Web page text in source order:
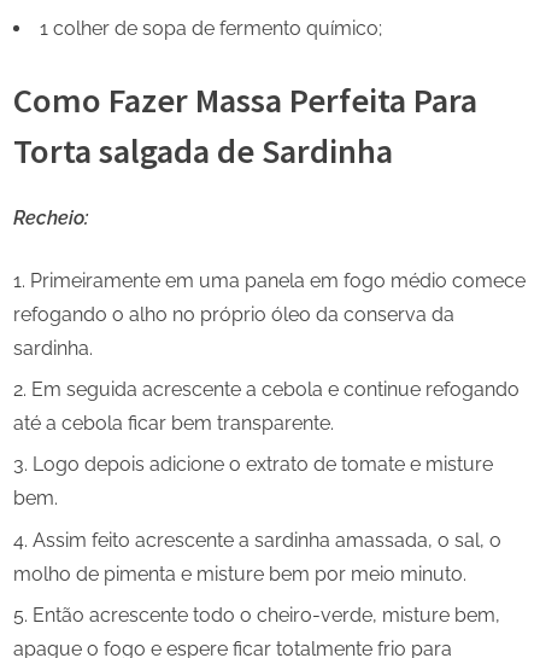
1 colher de sopa de fermento químico;
Como Fazer Massa Perfeita Para
Torta salgada de Sardinha
Recheio:
Primeiramente em uma panela em fogo médio comece
refogando o alho no próprio óleo da conserva da
sardinha.
Em seguida acrescente a cebola e continue refogando
até a cebola ficar bem transparente.
Logo depois adicione o extrato de tomate e misture
bem.
Assim feito acrescente a sardinha amassada, o sal, o
molho de pimenta e misture bem por meio minuto.
Então acrescente todo o cheiro-verde, misture bem,
apague o fogo e espere ficar totalmente frio para